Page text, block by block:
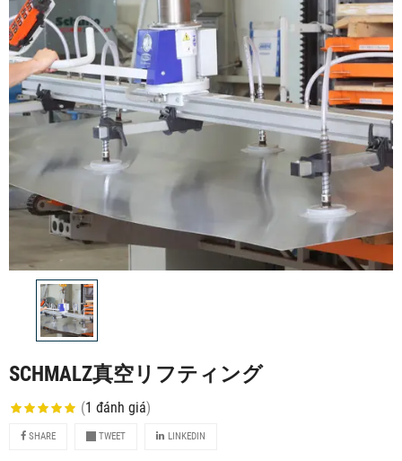
SCHMALZ真空リフティング
(1 đánh giá)
SHARE TWEET LINKEDIN